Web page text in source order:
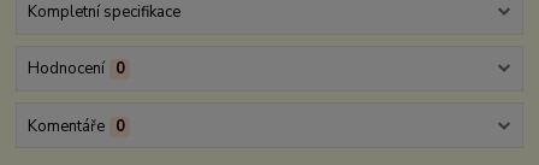
Kompletní specifikace
Hodnocení 0
Komentáře 0